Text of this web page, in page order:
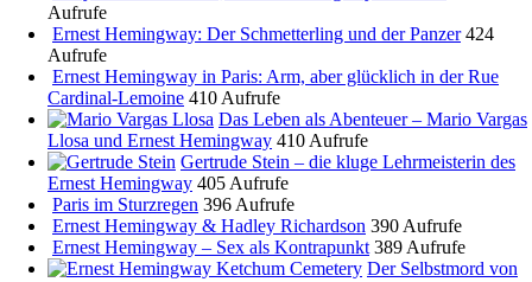
Aufrufe
Ernest Hemingway: Der Schmetterling und der Panzer 424
Aufrufe
Ernest Hemingway in Paris: Arm, aber glücklich in der Rue
Cardinal-Lemoine 410 Aufrufe
Das Leben als Abenteuer – Mario Vargas
Llosa und Ernest Hemingway 410 Aufrufe
Gertrude Stein – die kluge Lehrmeisterin des
Ernest Hemingway 405 Aufrufe
Paris im Sturzregen 396 Aufrufe
Ernest Hemingway & Hadley Richardson 390 Aufrufe
Ernest Hemingway – Sex als Kontrapunkt 389 Aufrufe
Der Selbstmord von